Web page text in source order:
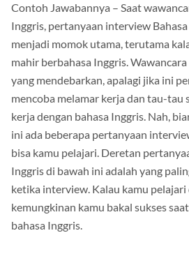
Contoh Jawabannya – Saat
Inggris, pertanyaan interview
menjadi momok utama, terutama
mahir berbahasa Inggris.
yang mendebarkan, apalagi jika ini
mencoba melamar kerja dan tau-
kerja dengan bahasa Inggris. Nah,
ini ada beberapa pertanyaan
bisa kamu pelajari. Deretan
Inggris di bawah ini adalah yang
ketika interview. Kalau kamu pelajari
kemungkinan kamu bakal sukses
bahasa Inggris.